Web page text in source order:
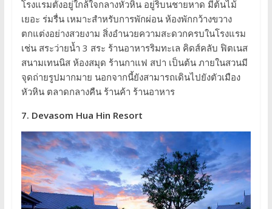
โรงแรมตั้งอยู่ใกล้ใจกลางหัวหิน อยู่ริบนชายหาด มีต้นไม้
เยอะ ร่มรื่น เหมาะสำหรับการพักผ่อน ห้องพักกว้างขวาง
ตกแต่งอย่างสวยงาม สิ่งอำนวยความสะดวกครบในโรงแรม
เช่น สระว่ายน้ำ 3 สระ ร้านอาหารริมทะเล คิดส์คลับ ฟิตเนส
สนามเทนนิส ห้องสมุด ร้านกาแฟ สปา เป็นต้น ภายในสวนมี
จุดถ่ายรูปมากมาย นอกจากนี้ยังสามารถเดินไปยังตัวเมือง
หัวหิน ตลาดกลางคืน ร้านค้า ร้านอาหาร
7. Devasom Hua Hin Resort